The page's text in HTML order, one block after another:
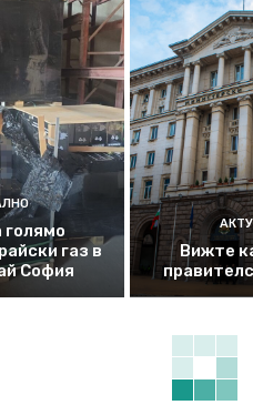
голямо
газ в
София
Вижте